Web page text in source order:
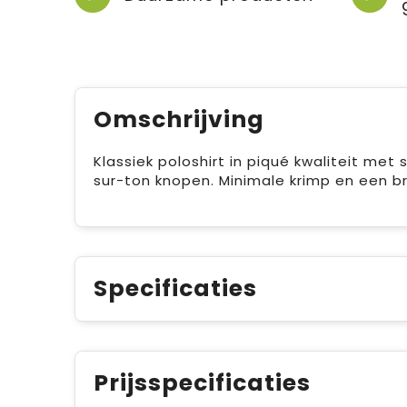
Omschrijving
Klassiek poloshirt in piqué kwaliteit met
sur-ton knopen. Minimale krimp en een
Specificaties
Prijsspecificaties